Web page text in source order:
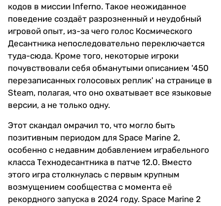
кодов в миссии Inferno. Такое неожиданное
поведение создаёт разрозненный и неудобный
игровой опыт, из-за чего голос Космического
Десантника непоследовательно переключается
туда-сюда. Кроме того, некоторые игроки
почувствовали себя обманутыми описанием '450
перезаписанных голосовых реплик' на странице в
Steam, полагая, что оно охватывает все языковые
версии, а не только одну.
Этот скандал омрачил то, что могло быть
позитивным периодом для Space Marine 2,
особенно с недавним добавлением играбельного
класса Технодесантника в патче 12.0. Вместо
этого игра столкнулась с первым крупным
возмущением сообщества с момента её
рекордного запуска в 2024 году. Space Marine 2